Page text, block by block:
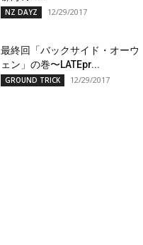
NZ DAYZ 12/29/2017
最終回「バックサイド・オーウ
ェン」の巻〜LATEpr...
GROUND TRICK 12/29/2017